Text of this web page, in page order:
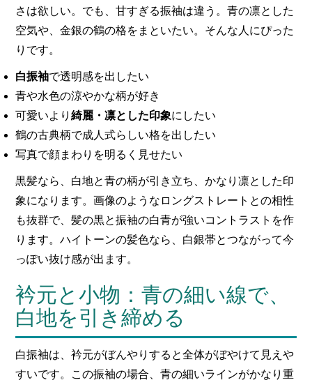
さは欲しい。でも、甘すぎる振袖は違う。青の凛とした
空気や、金銀の鶴の格をまといたい。そんな人にぴった
りです。
白振袖で透明感を出したい
青や水色の涼やかな柄が好き
可愛いより綺麗・凛とした印象にしたい
鶴の古典柄で成人式らしい格を出したい
写真で顔まわりを明るく見せたい
黒髪なら、白地と青の柄が引き立ち、かなり凛とした印
象になります。画像のようなロングストレートとの相性
も抜群で、髪の黒と振袖の白青が強いコントラストを作
ります。ハイトーンの髪色なら、白銀帯とつながって今
っぽい抜け感が出ます。
衿元と小物：青の細い線で、
白地を引き締める
白振袖は、衿元がぼんやりすると全体がぼやけて見えや
すいです。この振袖の場合、青の細いラインがかなり重